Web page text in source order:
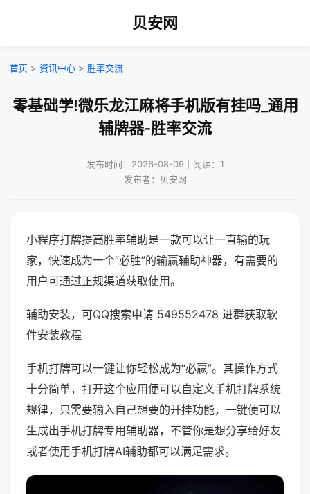
贝安网
首页 > 资讯中心 > 胜率交流
零基础学!微乐龙江麻将手机版有挂吗_通用
辅牌器-胜率交流
发布时间：2026-08-09｜阅读：1
发布者：贝安网
小程序打牌提高胜率辅助是一款可以让一直输的玩
家，快速成为一个“必胜”的输赢辅助神器，有需要的
用户可通过正规渠道获取使用。
辅助安装，可QQ搜索申请 549552478 进群获取软
件安装教程
手机打牌可以一键让你轻松成为“必赢”。其操作方式
十分简单，打开这个应用便可以自定义手机打牌系统
规律，只需要输入自己想要的开挂功能，一键便可以
生成出手机打牌专用辅助器，不管你是想分享给好友
或者使用手机打牌AI辅助都可以满足需求。